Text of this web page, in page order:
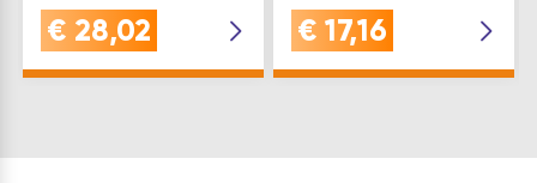
nicht geprüft.
Hinweis:Nicht zum
€ 28,02
und langlebige
Leistung, ideal für
€ 17,16